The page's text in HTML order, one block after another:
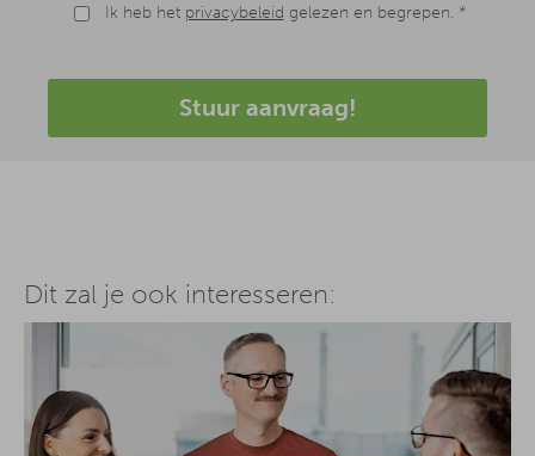
Ik heb het privacybeleid gelezen en begrepen. *
Stuur aanvraag!
Dit zal je ook interesseren: